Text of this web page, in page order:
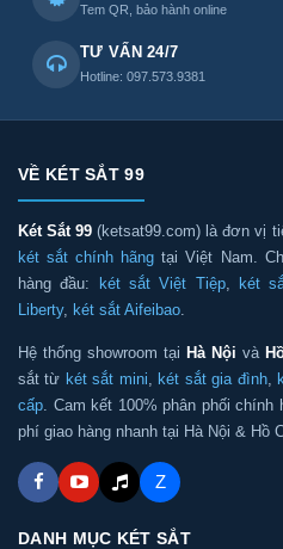
Tem QR, bảo hành online
TƯ VẤN 24/7
Hotline: 097.573.9381
VỀ KÉT SẮT 99
Két Sắt 99 (ketsat99.com) là đơn vị
két sắt chính hãng tại Việt Nam.
hàng đầu: két sắt Việt Tiệp, két
Liberty, két sắt Aifeibao
Hệ thống showroom tại Hà Nội và
sắt từ két sắt mini ,két sắt gia đình,
cấp . Cam kết 100% phân phối
phí giao hàng nhanh tại Hà Nội & Hồ
Z
DANH MỤC KÉT SẮT